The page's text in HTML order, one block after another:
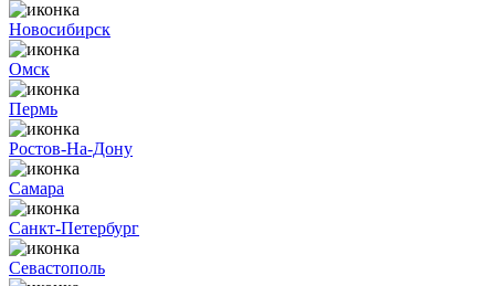
Новосибирск
Омск
Пермь
Ростов-На-Дону
Самара
Санкт-Петербург
Севастополь